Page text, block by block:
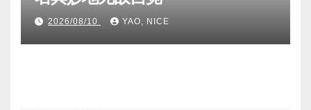
2026/08/10 YAO, NICE